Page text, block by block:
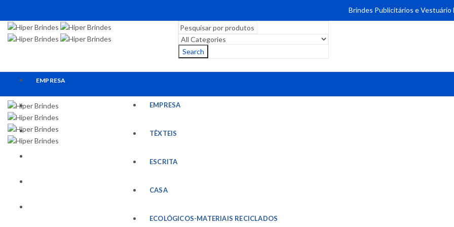
Brindes Publicitários e Vestuário
Search
EMPRESA
TÊXTEIS
ESCRITA
EMPRESA
TÊXTEIS
ESCRITA
CASA
ECOLÓGICOS-MATERIAIS RECICLADOS